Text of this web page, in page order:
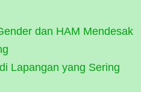
dan HAM Mendesak
Lapangan yang Sering